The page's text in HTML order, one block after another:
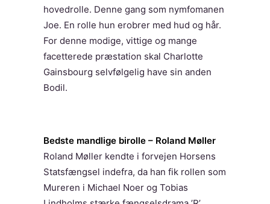
hovedrolle. Denne gang som nymfomanen
Joe. En rolle hun erobrer med hud og hår.
For denne modige, vittige og mange
facetterede præstation skal Charlotte
Gainsbourg selvfølgelig have sin anden
Bodil.
Bedste mandlige birolle – Roland Møller
Roland Møller kendte i forvejen Horsens
Statsfængsel indefra, da han fik rollen som
Mureren i Michael Noer og Tobias